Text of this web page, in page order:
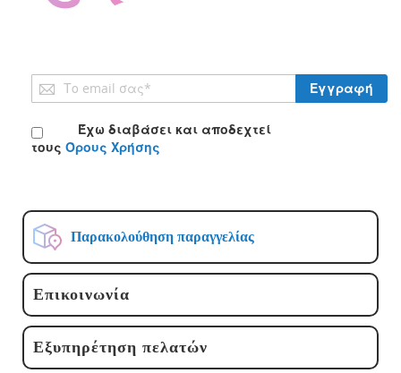
Παρακολούθηση παραγγελίας
Επικοινωνία
Εξυπηρέτηση πελατών
Εγγραφή
στο
Δελτίο:Έχω διαβάσει και αποδεχτεί
τους Όρους Χρήσης
Εγγραφή